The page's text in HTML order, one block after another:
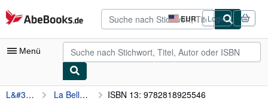
Zum Hauptinhalt
AbeBooks.de EUR
Seite
der
Einkaufseinstellungen.
Login
Menü
Nutzerkonto
L&#39;Hermenier, Maxe La Belle et la bête - vol. 01 ISBN 13: 9782818925546